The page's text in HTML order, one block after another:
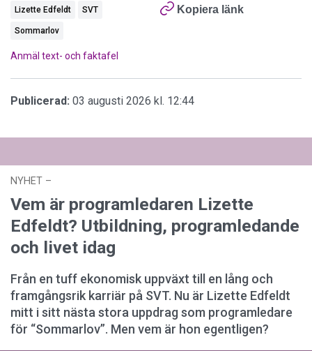
Kopiera länk
Lizette Edfeldt SVT
Sommarlov
Anmäl text- och faktafel
Publicerad: 03 augusti 2026 kl. 12:44
NYHET –
Vem är programledaren Lizette
Edfeldt? Utbildning, programledande
och livet idag
Från en tuff ekonomisk uppväxt till en lång och
framgångsrik karriär på SVT. Nu är Lizette Edfeldt
mitt i sitt nästa stora uppdrag som programledare
för “Sommarlov”. Men vem är hon egentligen?